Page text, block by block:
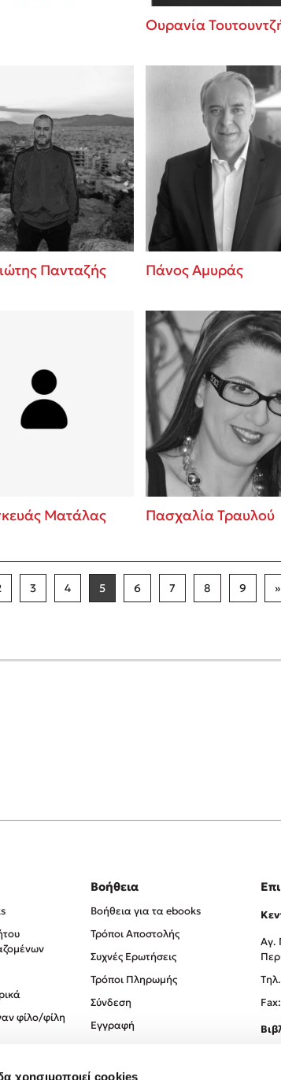
χρησιμοποιεί cookies
Ουρανία
Πανταζής Πάνος Αμυράς
Ματάλας Πασχαλία Τραυλού
3 4 5 6 7 8 9 »
φίλο/φίλη
Βοήθεια
Βοήθεια για τα ebooks
Τρόποι Αποστολής
Συχνές Ερωτήσεις
Τρόποι Πληρωμής
Σύνδεση
Εγγραφή
Αγ.